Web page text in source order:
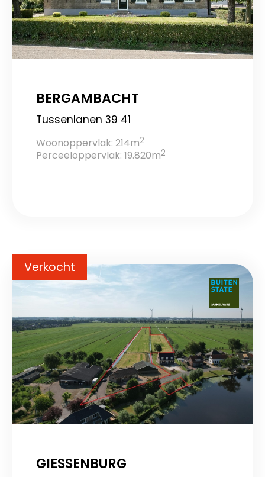
BERGAMBACHT
Tussenlanen 39 41
Woonoppervlak: 214m2
Perceeloppervlak: 19.820m2
Verkocht
GIESSENBURG